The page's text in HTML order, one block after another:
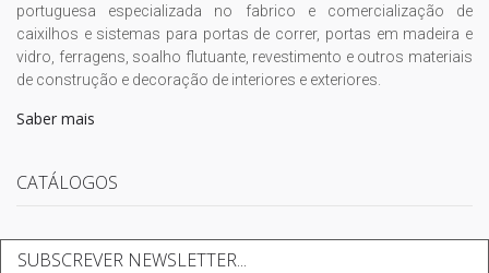
portuguesa especializada no fabrico e comercialização de
caixilhos e sistemas para portas de correr, portas em madeira e
vidro, ferragens, soalho flutuante, revestimento e outros materiais
de construção e decoração de interiores e exteriores.
Saber mais
CATÁLOGOS
SUBSCREVER NEWSLETTER...